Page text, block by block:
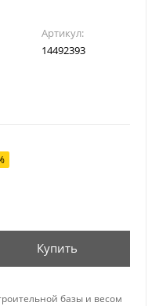
Артикул:
14492393
Купить
базы и весом